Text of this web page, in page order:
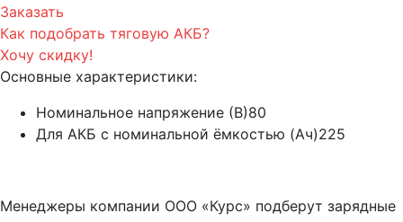
Заказать
Как подобрать тяговую АКБ?
Хочу скидку!
Основные характеристики:
Номинальное напряжение (В)80
Для АКБ с номинальной ёмкостью (Ач)225
Менеджеры компании ООО «Курс» подберут зарядные